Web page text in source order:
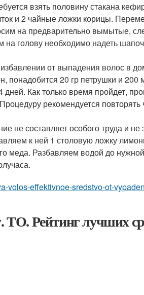
взять половину стакана
и 2 чайные ложки корицы.
на предварительно вымытые,
голову необходимо надеть
от выпадения волос в
понадобится 20 гр петрушки и 200
Как только время пройдет,
рекомендуется повторять
не составляет особого труда и не
к ней 1 столовую ложку
меда. Разбавляем водой до
volos-effektivnoe-sredstvo-ot-
ТО. Рейтинг лучших